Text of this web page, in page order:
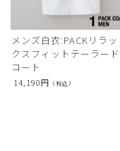
メンズ白衣:PACKリラッ
クスフィットテーラード
コート
14,190円 （税込）